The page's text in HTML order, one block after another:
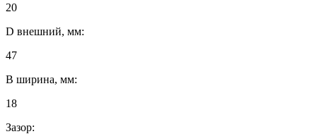
20
D внешний, мм:
47
B ширина, мм:
18
Зазор: